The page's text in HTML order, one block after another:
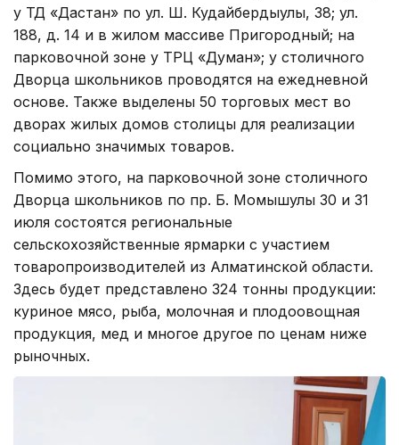
у ТД «Дастан» по ул. Ш. Кудайбердыулы, 38; ул.
188, д. 14 и в жилом массиве Пригородный; на
парковочной зоне у ТРЦ «Думан»; у столичного
Дворца школьников проводятся на ежедневной
основе. Также выделены 50 торговых мест во
дворах жилых домов столицы для реализации
социально значимых товаров.
Помимо этого, на парковочной зоне столичного
Дворца школьников по пр. Б. Момышулы 30 и 31
июля состоятся региональные
сельскохозяйственные ярмарки с участием
товаропроизводителей из Алматинской области.
Здесь будет представлено 324 тонны продукции:
куриное мясо, рыба, молочная и плодоовощная
продукция, мед и многое другое по ценам ниже
рыночных.